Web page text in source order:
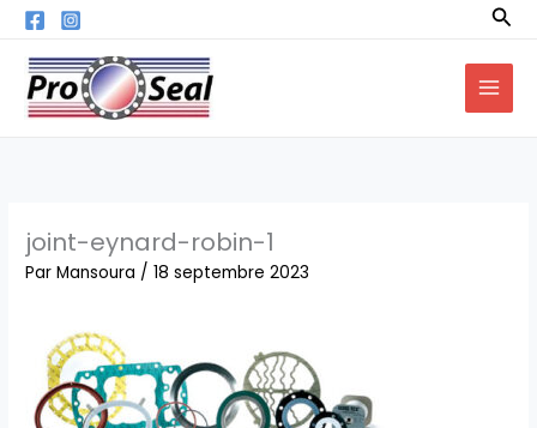
Aller
contenu
joint-eynard-robin-1
ParMansoura /18 septembre 2023